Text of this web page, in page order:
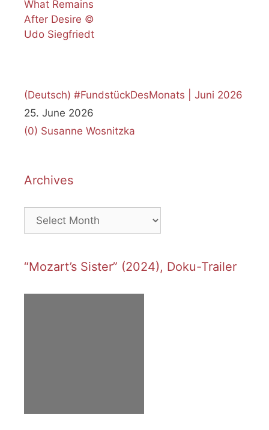
(Deutsch) #FundstückDesMonats | Juni 2026
25. June 2026
(0) Susanne Wosnitzka
Archives
Archives
“Mozart’s Sister” (2024), Doku-Trailer